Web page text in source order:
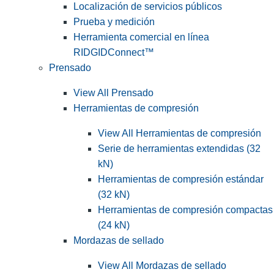
Localización de servicios públicos
Prueba y medición
Herramienta comercial en línea
RIDGIDConnect™
Prensado
View All Prensado
Herramientas de compresión
View All Herramientas de compresión
Serie de herramientas extendidas (32
kN)
Herramientas de compresión estándar
(32 kN)
Herramientas de compresión compactas
(24 kN)
Mordazas de sellado
View All Mordazas de sellado